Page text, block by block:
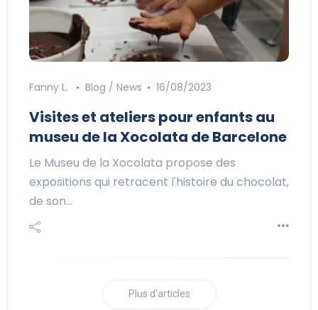
Fanny L. Blog / News 16/08/2023
Visites et ateliers pour enfants au
museu de la Xocolata de Barcelone
Le Museu de la Xocolata propose des
expositions qui retracent l'histoire du chocolat,
de son…
Plus d'articles